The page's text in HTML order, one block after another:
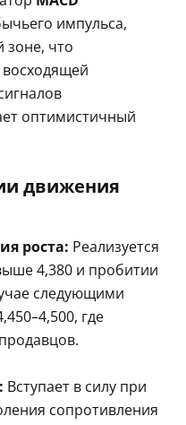
импульса,
зоне, что
оптимистичный
движения
роста: Реализуется
4,380 и пробитии
следующими
где
Вступает в силу при
сопротивления